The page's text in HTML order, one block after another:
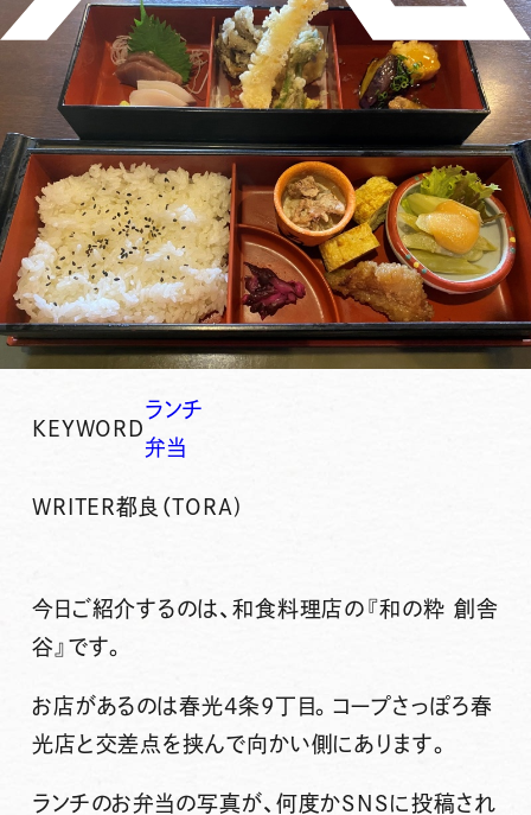
KEYWORD
ランチ
弁当
WRITER都良（TORA)
今日ご紹介するのは、和食料理店の 『和の粋 創舎
谷』 です。
お店があるのは春光4条9丁目。コープさっぽろ春
光店と交差点を挟んで向かい側にあります。
ランチのお弁当の写真が、何度かSNSに投稿され